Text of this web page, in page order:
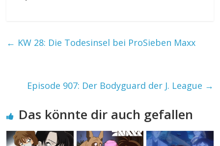
← KW 28: Die Todesinsel bei ProSieben Maxx
Episode 907: Der Bodyguard der J. League →
Das könnte dir auch gefallen